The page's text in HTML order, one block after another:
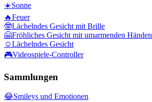
☀️Sonne
🔥Feuer
🤓Lächelndes Gesicht mit Brille
🤗Fröhliches Gesicht mit umarmenden Händen
☺️Lächelndes Gesicht
🎮Videospiele-Controller
Sammlungen
😂Smileys und Emotionen